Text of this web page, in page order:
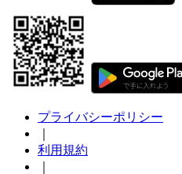
プライバシーポリシー
利用規約